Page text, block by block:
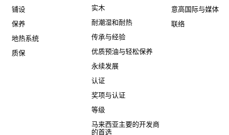
铺设
保养
地热系统
质保
实木
耐潮湿和耐热
传承与经验
优质预油与轻松保养
永续发展
认证
奖项与认证
等级
马来西亚主要的开发商
的首选
意高国际与媒体
联络